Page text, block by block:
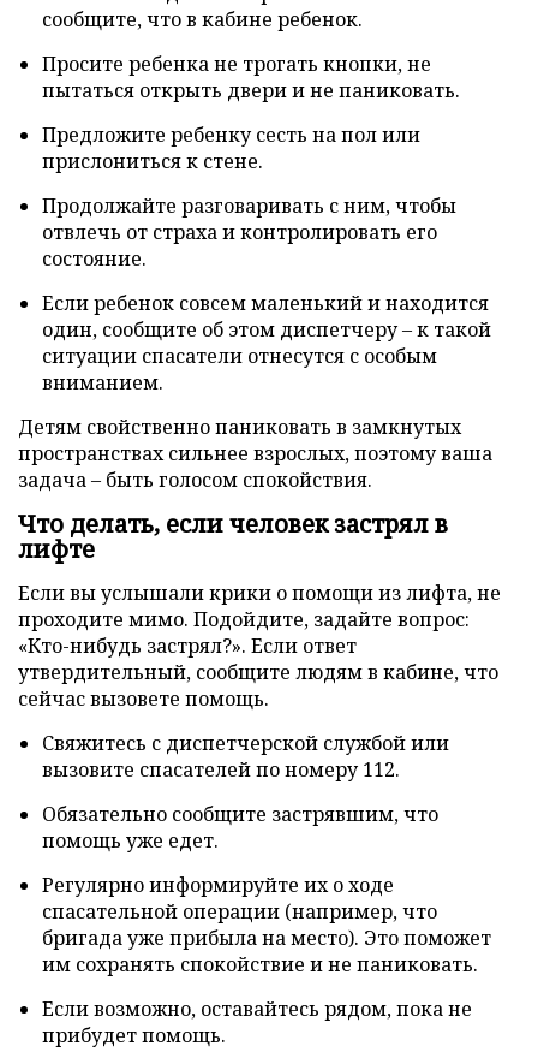
сообщите, что в кабине ребенок.
Просите ребенка не трогать кнопки, не
пытаться открыть двери и не паниковать.
Предложите ребенку сесть на пол или
прислониться к стене.
Продолжайте разговаривать с ним, чтобы
отвлечь от страха и контролировать его
состояние.
Если ребенок совсем маленький и находится
один, сообщите об этом диспетчеру – к такой
ситуации спасатели отнесутся с особым
вниманием.
Детям свойственно паниковать в замкнутых
пространствах сильнее взрослых, поэтому ваша
задача – быть голосом спокойствия.
Что делать, если человек застрял в
лифте
Если вы услышали крики о помощи из лифта, не
проходите мимо. Подойдите, задайте вопрос:
«Кто-нибудь застрял?». Если ответ
утвердительный, сообщите людям в кабине, что
сейчас вызовете помощь.
Свяжитесь с диспетчерской службой или
вызовите спасателей по номеру 112.
Обязательно сообщите застрявшим, что
помощь уже едет.
Регулярно информируйте их о ходе
спасательной операции (например, что
бригада уже прибыла на место). Это поможет
им сохранять спокойствие и не паниковать.
Если возможно, оставайтесь рядом, пока не
прибудет помощь.